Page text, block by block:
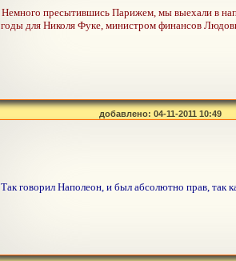
Немного пресытившись Парижем, мы выехали в
годы для Николя Фуке, министром финансов
добавлено: 04-11-2011 10:49
Так говорил Наполеон, и был абсолютно прав, так